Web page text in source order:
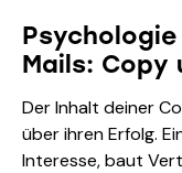
Mails: Copy
Der Inhalt deiner
über ihren Erfolg.
Interesse, baut